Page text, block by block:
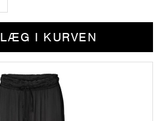
LÆG I KURVEN